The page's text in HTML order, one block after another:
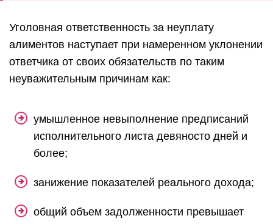
Уголовная ответственность за неуплату
алиментов наступает при намеренном уклонении
ответчика от своих обязательств по таким
неуважительным причинам как:
умышленное невыполнение предписаний
исполнительного листа девяносто дней и
более;
занижение показателей реального дохода;
общий объем задолженности превышает